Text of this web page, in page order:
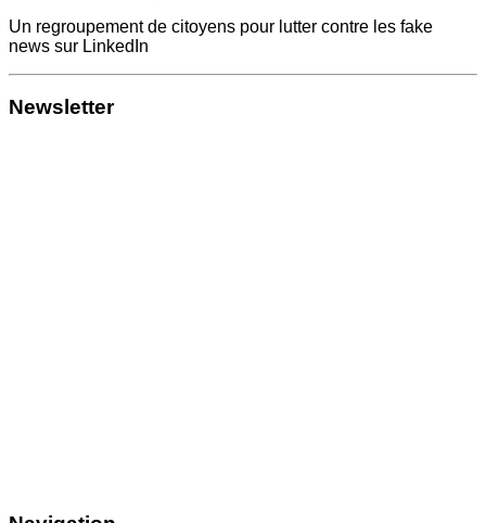
Un regroupement de citoyens pour lutter contre les fake
news sur LinkedIn
Newsletter